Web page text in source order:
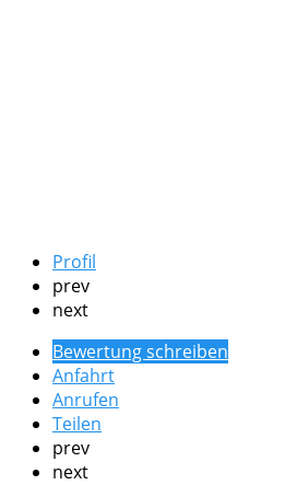
Profil
prev
next
Bewertung schreiben
Anfahrt
Anrufen
Teilen
prev
next